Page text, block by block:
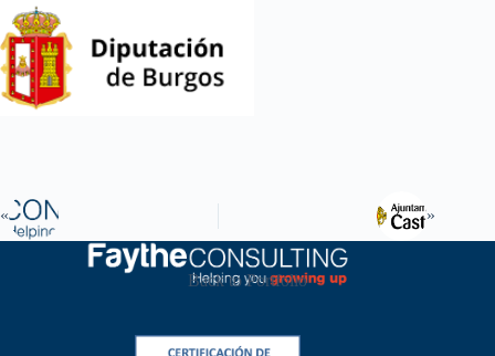
Back to Portfolio